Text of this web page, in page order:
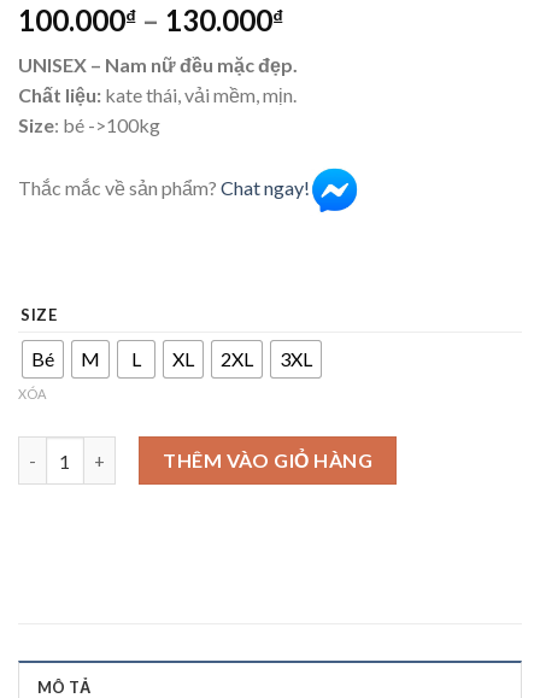
100.000₫ – 130.000₫
UNISEX – Nam nữ đều mặc đẹp.
Chất liệu: kate thái, vải mềm, mịn.
Size: bé ->100kg
Thắc mắc về sản phẩm? Chat ngay!
SIZE
Bé M L XL 2XL 3XL
XÓA
Đồ bộ lá chuối xanh đi biển số lượng
THÊM VÀO GIỎ HÀNG
MÔ TẢ